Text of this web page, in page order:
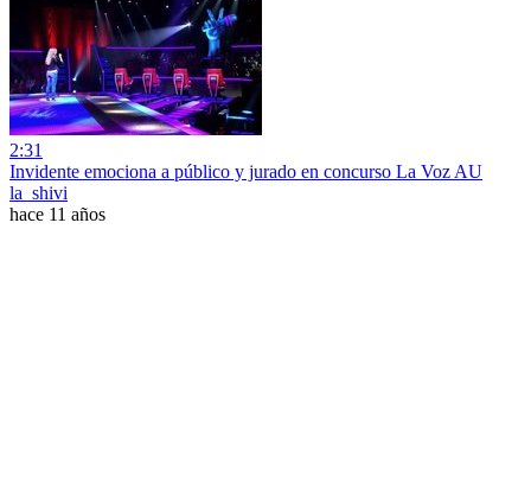
2:31
Invidente emociona a público y jurado en concurso La Voz AU
la_shivi
hace 11 años